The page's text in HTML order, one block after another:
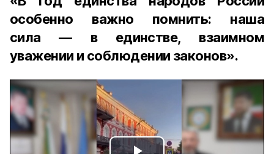
особенно важно помнить: наша
сила — в единстве, взаимном
уважении и соблюдении законов».